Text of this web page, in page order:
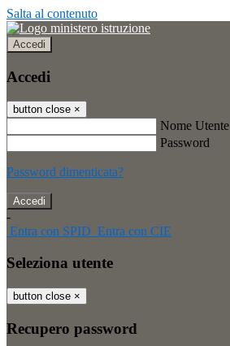
Salta al contenuto
Accedi
Accedi
button close ×
Nome Utente
Password
Password dimenticata?
-
Entra con SPID Entra con CIE
Seleziona utente
button close ×
Recupero password